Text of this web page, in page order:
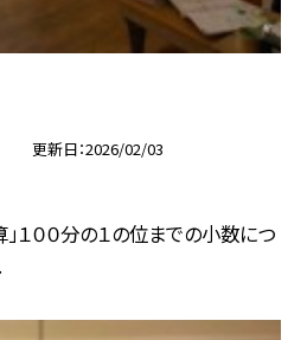
更新日 2026/02/03
」１００分の１の位までの小数につ